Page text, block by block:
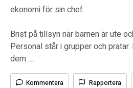
ekonomi för sin chef.
Brist på tillsyn när barnen är ute
Personal står i grupper och
dem…..
Kommentera Rapportera